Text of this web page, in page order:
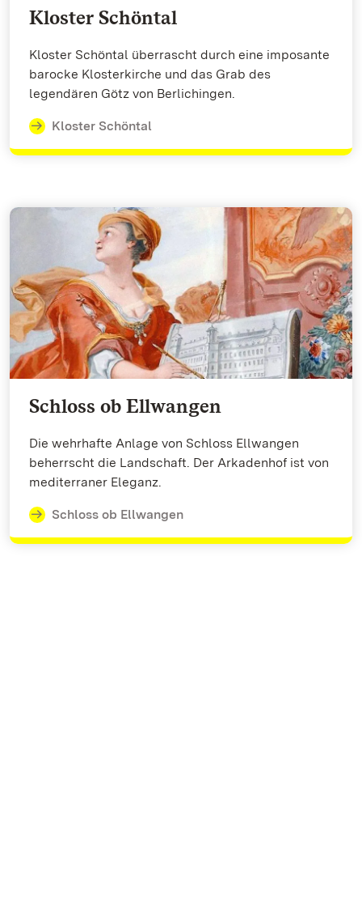
Kloster Schöntal
Kloster Schöntal überrascht durch eine imposante
barocke Klosterkirche und das Grab des
legendären Götz von Berlichingen.
Kloster Schöntal
Schloss ob Ellwangen
Die wehrhafte Anlage von Schloss Ellwangen
beherrscht die Landschaft. Der Arkadenhof ist von
mediterraner Eleganz.
Schloss ob Ellwangen